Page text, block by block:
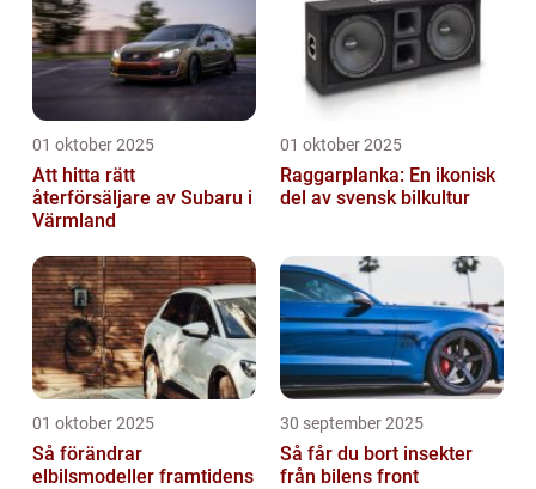
01 oktober 2025
Att hitta rätt
återförsäljare av Subaru i
Värmland
01 oktober 2025
Raggarplanka: En ikonisk
del av svensk bilkultur
01 oktober 2025
Så förändrar
elbilsmodeller framtidens
30 september 2025
Så får du bort insekter
från bilens front